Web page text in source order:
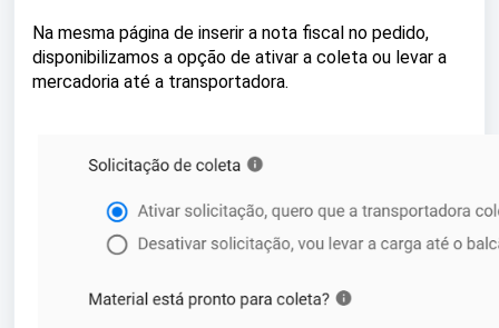
Na mesma página de inserir a nota fiscal no pedido,
disponibilizamos a opção de ativar a coleta ou levar a
mercadoria até a transportadora.